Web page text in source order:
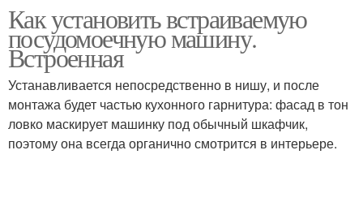
машины
кухню
Агрегат в готовый
гарнитур
Машины к водопроводу
Как установить встраиваемую
посудомоечную машину.
Встроенная
Устанавливается непосредственно в нишу, и после
монтажа будет частью кухонного гарнитура: фасад в тон
ловко маскирует машинку под обычный шкафчик,
поэтому она всегда органично смотрится в интерьере.